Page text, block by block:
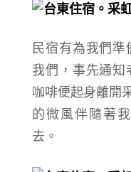
民宿有為我們
我們，事先通知
咖啡便起身離開
的微風伴隨著
去。